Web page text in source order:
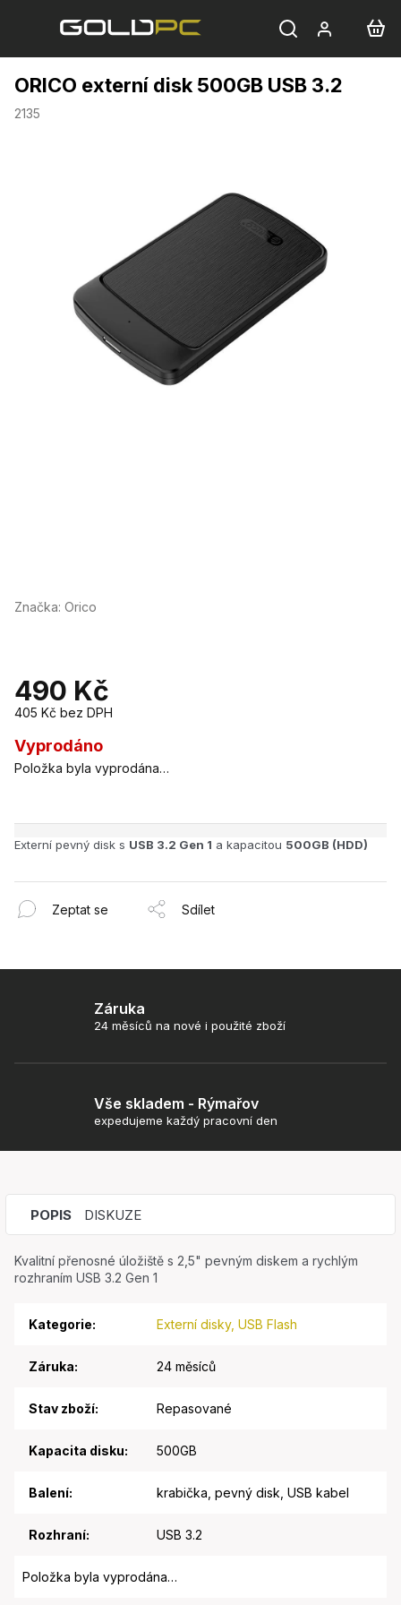
ORICO externí disk 500GB USB 3.2
2135
Značka: Orico
490 Kč
405 Kč bez DPH
Měrná
cena:
Vyprodáno
Položka byla vyprodána…
Externí pevný disk s USB 3.2 Gen 1 a kapacitou 500GB (HDD)
Zeptat se Sdílet
Záruka
24 měsíců na nové i použité zboží
Vše skladem - Rýmařov
expedujeme každý pracovní den
POPIS DISKUZE
Kvalitní přenosné úložiště s 2,5" pevným diskem a rychlým
rozhraním USB 3.2 Gen 1
Kategorie: Externí disky, USB Flash
Záruka: 24 měsíců
Stav zboží: Repasované
Kapacita disku: 500GB
Balení: krabička, pevný disk, USB kabel
Rozhraní: USB 3.2
Položka byla vyprodána…